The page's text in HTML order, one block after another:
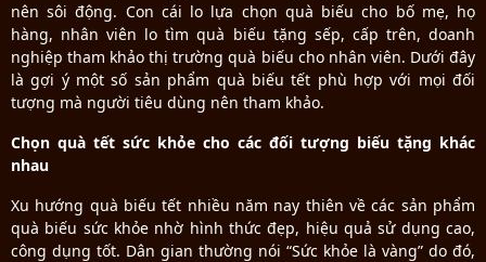
nên sôi động. Con cái lo lựa chọn quà biếu cho bố mẹ, họ
hàng, nhân viên lo tìm quà biếu tặng sếp, cấp trên, doanh
nghiệp tham khảo thị trường quà biếu cho nhân viên. Dưới đây
là gợi ý một số sản phẩm quà biếu tết phù hợp với mọi đối
tượng mà người tiêu dùng nên tham khảo.
Chọn quà tết sức khỏe cho các đối tượng biếu tặng khác
nhau
Xu hướng quà biếu tết nhiều năm nay thiên về các sản phẩm
quà biếu sức khỏe nhờ hình thức đẹp, hiệu quả sử dụng cao,
công dụng tốt. Dân gian thường nói “Sức khỏe là vàng” do đó,